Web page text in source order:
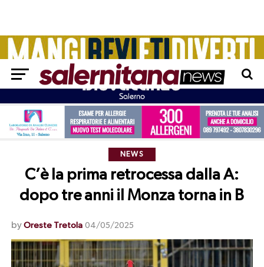
NEWS
C’è la prima retrocessa dalla A:
dopo tre anni il Monza torna in B
by Oreste Tretola 04/05/2025